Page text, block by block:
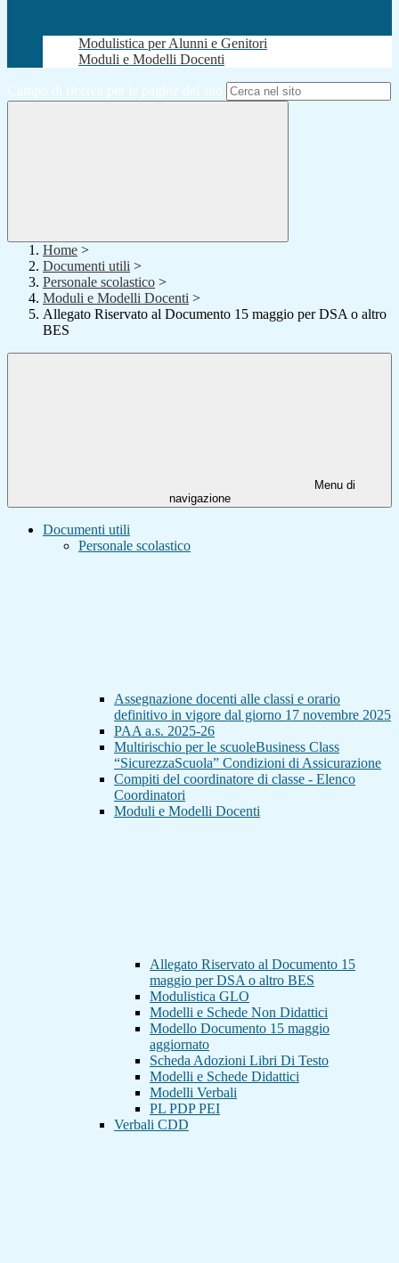
Modulistica per Alunni e Genitori
Moduli e Modelli Docenti
Campo di ricerca per le pagine del sito
Home >
Documenti utili >
Personale scolastico >
Moduli e Modelli Docenti >
Allegato Riservato al Documento 15 maggio per DSA o altro
BES
Menu di
navigazione
Documenti utili
Personale scolastico
Assegnazione docenti alle classi e orario
definitivo in vigore dal giorno 17 novembre 2025
PAA a.s. 2025-26
Multirischio per le scuoleBusiness Class
“SicurezzaScuola” Condizioni di Assicurazione
Compiti del coordinatore di classe - Elenco
Coordinatori
Moduli e Modelli Docenti
Allegato Riservato al Documento 15
maggio per DSA o altro BES
Modulistica GLO
Modelli e Schede Non Didattici
Modello Documento 15 maggio
aggiornato
Scheda Adozioni Libri Di Testo
Modelli e Schede Didattici
Modelli Verbali
PL PDP PEI
Verbali CDD